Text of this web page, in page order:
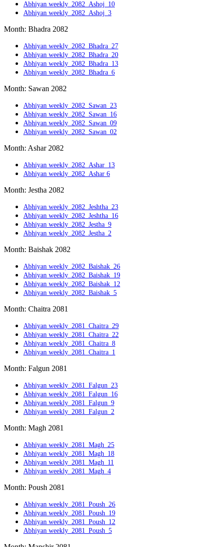
Abhiyan weekly_2082_Ashoj_10
Abhiyan weekly_2082_Ashoj_3
Month: Bhadra 2082
Abhiyan weekly_2082_Bhadra_27
Abhiyan weekly_2082_Bhadra_20
Abhiyan weekly_2082_Bhadra_13
Abhiyan weekly_2082_Bhadra_6
Month: Sawan 2082
Abhiyan weekly_2082_Sawan_23
Abhiyan weekly_2082_Sawan_16
Abhiyan weekly_2082_Sawan_09
Abhiyan weekly_2082_Sawan_02
Month: Ashar 2082
Abhiyan weekly_2082_Ashar_13
Abhiyan weekly_2082_Ashar 6
Month: Jestha 2082
Abhiyan weekly_2082_Jeshtha_23
Abhiyan weekly_2082_Jeshtha_16
Abhiyan weekly_2082_Jestha_9
Abhiyan weekly_2082_Jestha_2
Month: Baishak 2082
Abhiyan weekly_2082_Baishak_26
Abhiyan weekly_2082_Baishak_19
Abhiyan weekly_2082_Baishak_12
Abhiyan weekly_2082_Baishak_5
Month: Chaitra 2081
Abhiyan weekly_2081_Chaitra_29
Abhiyan weekly_2081_Chaitra_22
Abhiyan weekly_2081_Chaitra_8
Abhiyan weekly_2081_Chaitra_1
Month: Falgun 2081
Abhiyan weekly_2081_Falgun_23
Abhiyan weekly_2081_Falgun_16
Abhiyan weekly_2081_Falgun_9
Abhiyan weekly_2081_Falgun_2
Month: Magh 2081
Abhiyan weekly_2081_Magh_25
Abhiyan weekly_2081_Magh_18
Abhiyan weekly_2081_Magh_11
Abhiyan weekly_2081_Magh_4
Month: Poush 2081
Abhiyan weekly_2081_Poush_26
Abhiyan weekly_2081_Poush_19
Abhiyan weekly_2081_Poush_12
Abhiyan weekly_2081_Poush_5